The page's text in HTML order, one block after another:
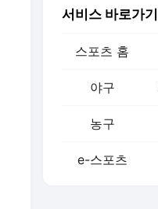
서비스 바로가기
스포츠 홈
야구
농구
e-스포츠